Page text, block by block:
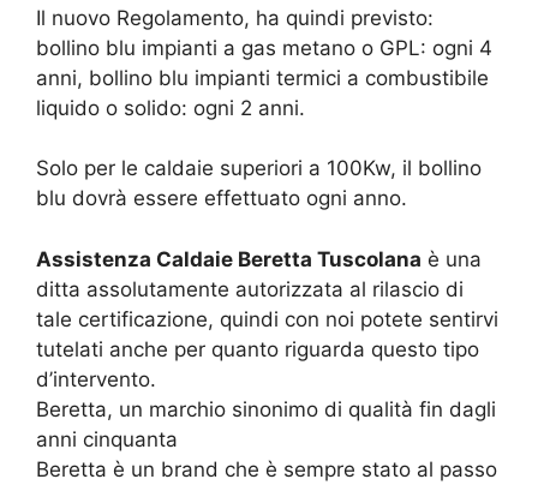
Il nuovo Regolamento, ha quindi previsto:
bollino blu impianti a gas metano o GPL: ogni 4
anni, bollino blu impianti termici a combustibile
liquido o solido: ogni 2 anni.
Solo per le caldaie superiori a 100Kw, il bollino
blu dovrà essere effettuato ogni anno.
Assistenza Caldaie Beretta Tuscolana è una
ditta assolutamente autorizzata al rilascio di
tale certificazione, quindi con noi potete sentirvi
tutelati anche per quanto riguarda questo tipo
d’intervento.
Beretta, un marchio sinonimo di qualità fin dagli
anni cinquanta
Beretta è un brand che è sempre stato al passo